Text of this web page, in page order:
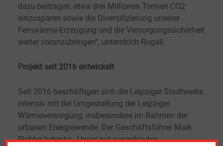
dazu beitragen, etwa drei Millionen Tonnen CO2
einzusparen sowie die Diversifizierung unserer
Fernwärme-Erzeugung und die Versorgungssicherheit
weiter voranzubringen“, unterstrich Rogall.
Projekt seit 2016 entwickelt
Seit 2016 beschäftigen sich die Leipziger Stadtwerke
intensiv mit der Umgestaltung der Leipziger
Wärmeversorgung, insbesondere im Rahmen der
urbanen Energiewende. Der Geschäftsführer Maik
Piehler betonte: „Unser gut ausgebautes